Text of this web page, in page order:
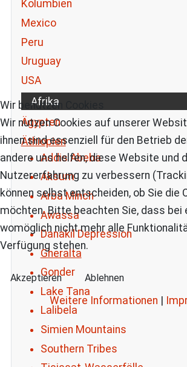
Kolumbien
Mexico
Peru
Uruguay
USA
Afrika
Ägypten
Äthiopien
Addis Abeba
Aksum
Arba Minch
Awassa
Danakil Depression
Gheralta
Gonder
Lake Tana
Lalibela
Simien Mountains
Southern Tribes
Wir benutzen Cookies
Wir nutzen Cookies auf unserer
ihnen sind essenziell für den Betrieb
andere uns helfen, diese Website und
Nutzererfahrung zu verbessern
können selbst entscheiden, ob Sie die
möchten. Bitte beachten Sie, dass bei
womöglich nicht mehr alle
Verfügung stehen.
Akzeptieren Ablehnen
Weitere Informationen |